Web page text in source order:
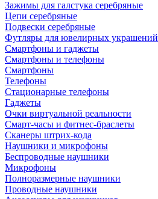
Зажимы для галстука серебряные
Цепи серебряные
Подвески серебряные
Футляры для ювелирных украшений
Смартфоны и гаджеты
Смартфоны и телефоны
Смартфоны
Телефоны
Стационарные телефоны
Гаджеты
Очки виртуальной реальности
Смарт-часы и фитнес-браслеты
Сканеры штрих-кода
Наушники и микрофоны
Беспроводные наушники
Микрофоны
Полноразмерные наушники
Проводные наушники